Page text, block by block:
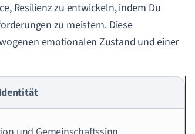
Resilienz zu entwickeln, indem Du
zu meistern. Diese
emotionalen Zustand und einer